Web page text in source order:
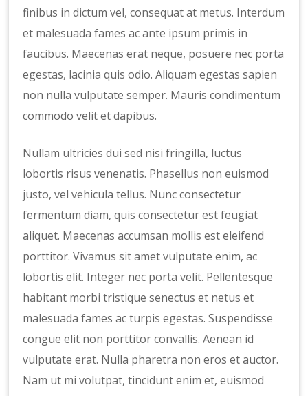
finibus in dictum vel, consequat at metus. Interdum
et malesuada fames ac ante ipsum primis in
faucibus. Maecenas erat neque, posuere nec porta
egestas, lacinia quis odio. Aliquam egestas sapien
non nulla vulputate semper. Mauris condimentum
commodo velit et dapibus.
Nullam ultricies dui sed nisi fringilla, luctus
lobortis risus venenatis. Phasellus non euismod
justo, vel vehicula tellus. Nunc consectetur
fermentum diam, quis consectetur est feugiat
aliquet. Maecenas accumsan mollis est eleifend
porttitor. Vivamus sit amet vulputate enim, ac
lobortis elit. Integer nec porta velit. Pellentesque
habitant morbi tristique senectus et netus et
malesuada fames ac turpis egestas. Suspendisse
congue elit non porttitor convallis. Aenean id
vulputate erat. Nulla pharetra non eros et auctor.
Nam ut mi volutpat, tincidunt enim et, euismod